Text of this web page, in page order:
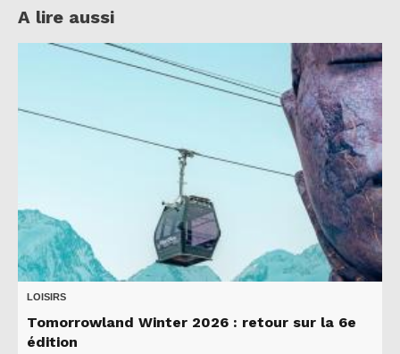
A lire aussi
LOISIRS
Tomorrowland Winter 2026 : retour sur la 6e
édition